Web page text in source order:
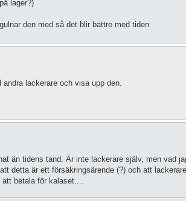
lager?)
den med så det blir bättre med tiden
lackerare och visa upp den.
än tidens tand. Är inte lackerare själv, men vad
detta är ett försäkringsärende (?) och att
betala för kalaset....